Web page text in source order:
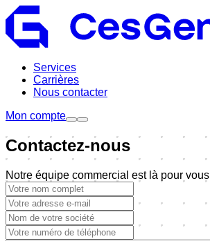
Services
Carrières
Nous contacter
Mon compte
Contactez-nous
Notre équipe commercial est là pour vous